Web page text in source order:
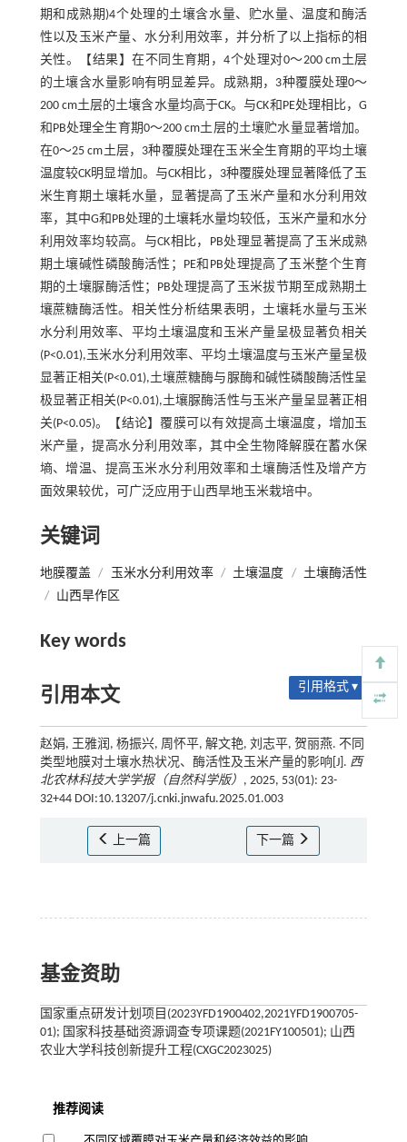
期和成熟期)4个处理的土壤含水量、贮水量、温度和酶活
性以及玉米产量、水分利用效率，并分析了以上指标的相
关性。【结果】在不同生育期，4个处理对0～200 cm土层
的土壤含水量影响有明显差异。成熟期，3种覆膜处理0～
200 cm土层的土壤含水量均高于CK。与CK和PE处理相比，G
和PB处理全生育期0～200 cm土层的土壤贮水量显著增加。
在0～25 cm土层，3种覆膜处理在玉米全生育期的平均土壤
温度较CK明显增加。与CK相比，3种覆膜处理显著降低了玉
米生育期土壤耗水量，显著提高了玉米产量和水分利用效
率，其中G和PB处理的土壤耗水量均较低，玉米产量和水分
利用效率均较高。与CK相比，PB处理显著提高了玉米成熟
期土壤碱性磷酸酶活性；PE和PB处理提高了玉米整个生育
期的土壤脲酶活性；PB处理提高了玉米拔节期至成熟期土
壤蔗糖酶活性。相关性分析结果表明，土壤耗水量与玉米
水分利用效率、平均土壤温度和玉米产量呈极显著负相关
(P<0.01),玉米水分利用效率、平均土壤温度与玉米产量呈极
显著正相关(P<0.01),土壤蔗糖酶与脲酶和碱性磷酸酶活性呈
极显著正相关(P<0.01),土壤脲酶活性与玉米产量呈显著正相
关(P<0.05)。【结论】覆膜可以有效提高土壤温度，增加玉
米产量，提高水分利用效率，其中全生物降解膜在蓄水保
墒、增温、提高玉米水分利用效率和土壤酶活性及增产方
面效果较优，可广泛应用于山西旱地玉米栽培中。
关键词
地膜覆盖 / 玉米水分利用效率 / 土壤温度 /
土壤酶活性
/
山西旱作区
Key words
引用本文 引用格式 ▾
赵娟, 王雅润, 杨振兴, 周怀平, 解文艳, 刘志平, 贺丽燕. 不同
类型地膜对土壤水热状况、酶活性及玉米产量的影响[J]. 西
北农林科技大学学报（自然科学版） , 2025, 53(01): 23-
32+44 DOI:10.13207/j.cnki.jnwafu.2025.01.003
上一篇 下一篇
基金资助
国家重点研发计划项目(2023YFD1900402,2021YFD1900705-
01); 国家科技基础资源调查专项课题(2021FY100501); 山西
农业大学科技创新提升工程(CXGC2023025)